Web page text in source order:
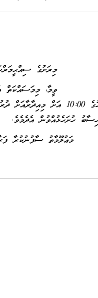
ދެކުނަށް
ހުށަހެޅުއްވުން އެދެމެވެ.
ފަރާތްތަކަށް